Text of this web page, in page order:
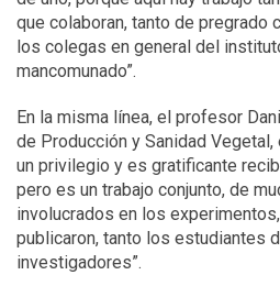
que colaboran, tanto de pregrado
los colegas en general del
mancomunado”.
En la misma línea, el profesor
de Producción y Sanidad
un privilegio y es gratificante
pero es un trabajo conjunto, de
involucrados en los
publicaron, tanto los estudiantes
investigadores”.